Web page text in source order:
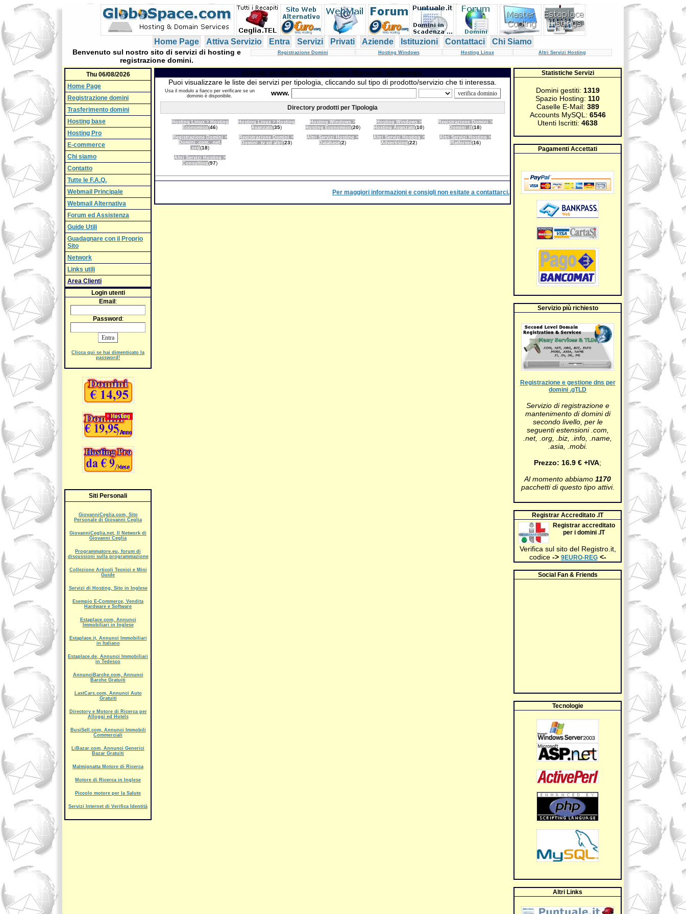
Home Page Attiva Servizio Entra Servizi Privati Aziende Istituzioni Contattaci Chi Siamo
Benvenuto sul nostro sito di servizi di hosting e
registrazione domini.
Registrazione Domini Hosting Windows Hosting Linux Altri Servizi Hosting
Thu 06/08/2026
Home Page
Registrazione domini
Trasferimento domini
Hosting base
Hosting Pro
E-commerce
Chi siamo
Contatto
Tutte le F.A.Q.
Webmail Principale
Webmail Alternativa
Forum ed Assistenza
Guide Utili
Guadagnare con il Proprio
Sito
Network
Links utili
Area Clienti
Login utenti
Email :
Password :
Clicca qui se hai dimenticato la
password!
Siti Personali
GiovanniCeglia.com, Sito
Personale di Giovanni Ceglia
GiovanniCeglia.net, Il Network di
Giovanni Ceglia
Programmatore.eu, forum di
discussioni sulla programmazione
Collezione Articoli Tecnici e Mini
Guide
Servizi di Hosting, Sito in Inglese
Esempio E-Commerce, Vendita
Hardware e Software
Estaplace.com, Annunci
Immobiliari in Inglese
Estaplace.it, Annunci Immobiliari
in Italiano
Estaplace.de, Annunci Immobiliari
in Tedesco
AnnunciBarche.com, Annunci
Barche Gratuiti
LastCars.com, Annunci Auto
Gratuiti
Directory e Motore di Ricerca per
Alloggi ed Hotels
BusiSell.com, Annunci Immobili
Commerciali
LiBazar.com, Annunci Generici
Bazar Gratuiti
Malmignatta Motore di Ricerca
Motore di Ricerca in Inglese
Piccolo motore per la Salute
Servizi Internet di Verifica Identità
Lista dei servizi offerti dal nostro sito 9Euro.com, per tipologia.
Puoi visualizzare le liste dei servizi per tipologia, cliccando sul tipo di prodotto/servizio che ti interessa.
Usa il modulo a fianco per verificare se un
dominio è disponibile.
www.
Directory prodotti per Tipologia
Hosting Linux > Hosting
Economico(46)
Hosting Linux > Hosting
Avanzato(35)
Hosting Windows >
Hosting Economico(20)
Hosting Windows >
Hosting Avanzato(10)
Registrazione Domini >
Domini .it(18)
Registrazione Domini >
Domini .com, .net,
.org(18)
Registrazione Domini >
Domini .tv ed altri(23)
Altri Servizi Hosting >
Database(2)
Altri Servizi Hosting >
Advertising(22)
Altri Servizi Hosting >
Platforms(16)
Altri Servizi Hosting >
Consulting(97)
Per maggiori informazioni e consigli non esitate a contattarci.
Statistiche Servizi
Domini gestiti: 1319
Spazio Hosting: 110
Caselle E-Mail: 389
Accounts MySQL: 6546
Utenti Iscritti: 4638
Pagamenti Accettati
Servizio più richiesto
Registrazione e gestione dns per
domini .gTLD
Servizio di registrazione e
mantenimento di domini di
secondo livello, per le
seguenti estensioni .com,
.net, .org, .biz, .info, .name,
.asia, .mobi.
Prezzo: 16.9 € +IVA;
Al momento abbiamo 1170
pacchetti di questo tipo attivi.
Registrar Accreditato .IT
Registrar accreditato
per i domini .IT
Verifica sul sito del Registro.it,
codice -> 9EURO-REG <-
Social Fan & Friends
Tecnologie
Altri Links